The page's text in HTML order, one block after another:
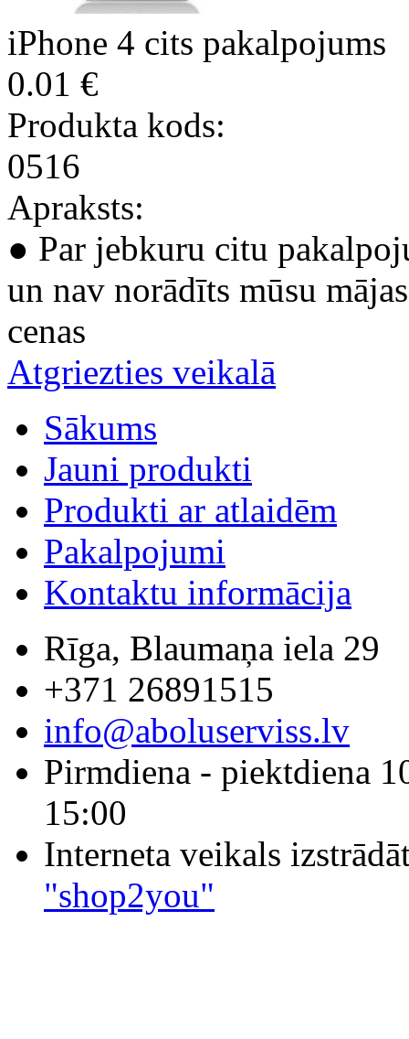
iPhone 4 cits pakalpojums
0.01 €
Produkta kods:
0516
Apraksts:
● Par jebkuru citu
un nav norādīts mūsu
cenas
Atgriezties veikalā
Sākums
Jauni produkti
Produkti ar atlaidēm
Pakalpojumi
Kontaktu informācija
Rīga, Blaumaņa iela 29
+371 26891515
info@aboluserviss.lv
Pirmdiena - piektdiena
15:00
Interneta veikals
"shop2you"